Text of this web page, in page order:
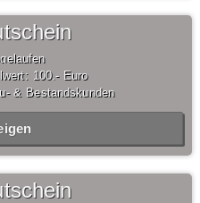
100,- Euro
& Bestandskunden